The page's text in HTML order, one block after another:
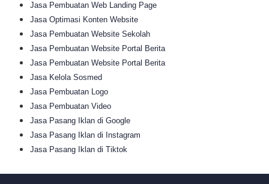
Jasa Pembuatan Web Landing Page
Jasa Optimasi Konten Website
Jasa Pembuatan Website Sekolah
Jasa Pembuatan Website Portal Berita
Jasa Pembuatan Website Portal Berita
Jasa Kelola Sosmed
Jasa Pembuatan Logo
Jasa Pembuatan Video
Jasa Pasang Iklan di Google
Jasa Pasang Iklan di Instagram
Jasa Pasang Iklan di Tiktok